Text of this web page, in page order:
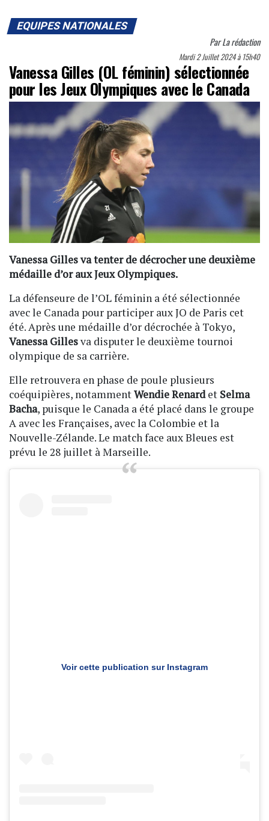
EQUIPES NATIONALES
ParLa rédaction
Mardi 2 Juillet 2024 à 15h40
Vanessa Gilles (OL féminin) sélectionnée
pour les Jeux Olympiques avec le Canada
Vanessa Gilles va tenter de décrocher une deuxième
médaille d’or aux Jeux Olympiques.
La défenseure de l’OL féminin a été sélectionnée
avec le Canada pour participer aux JO de Paris cet
été. Après une médaille d’or décrochée à Tokyo,
Vanessa Gillesva disputer le deuxième tournoi
olympique de sa carrière.
Elle retrouvera en phase de poule plusieurs
coéquipières, notammentWendie Renardet Selma
Bacha, puisque le Canada a été placé dans le groupe
A avec les Françaises, avec la Colombie et la
Nouvelle-Zélande. Le match face aux Bleues est
prévu le 28 juillet à Marseille.
Voir cette publication sur Instagram